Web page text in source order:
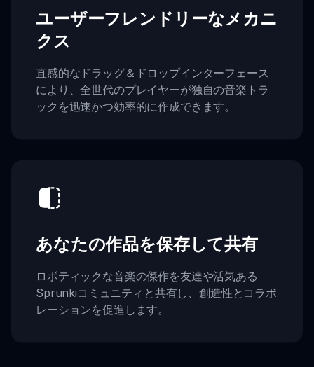
ユーザーフレンドリーなメカニ
クス
直感的なドラッグ＆ドロップインターフェース
により、全世代のプレイヤーが独自の音楽トラ
ックを迅速かつ効率的に作成できます。
あなたの作品を保存して共有
ロボティックな音楽の傑作を友達や活気ある
Sprunkiコミュニティと共有し、創造性とコラボ
レーションを促進します。